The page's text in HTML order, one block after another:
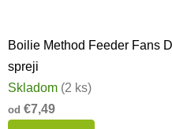
Boilie Method Feeder Fans
spreji
Skladom (2 ks)
od €7,49